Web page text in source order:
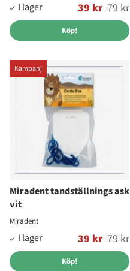
39 kr
Ordinarie pris: 79 kr
Köp!
Kampanj
Miradent tandställnings ask
vit
Miradent
39 kr
Ordinarie pris: 79 kr
Köp!